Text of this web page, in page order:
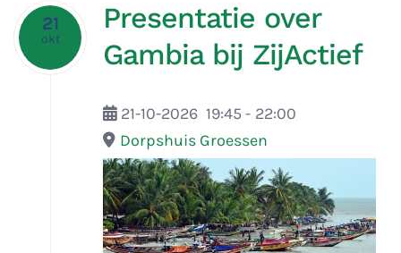
21
okt
Presentatie over
Gambia bij ZijActief
21-10-2026 19:45 - 22:00
Dorpshuis Groessen